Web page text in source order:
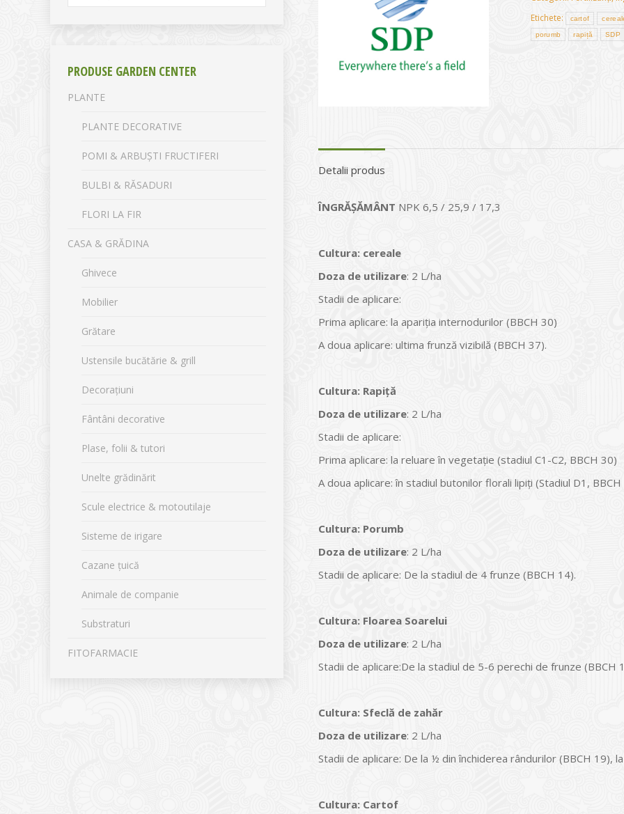
Etichete:
cartof
porumb rapiță SDP
Detalii produs
ÎNGRĂȘĂMÂNT NPK 6,5 / 25,9 / 17,3
Cultura: cereale
Doza de utilizare: 2 L/ha
Stadii de aplicare:
Prima aplicare: la apariția internodurilor (BBCH 30)
A doua aplicare: ultima frunză vizibilă (BBCH 37).
Cultura: Rapiță
Doza de utilizare: 2 L/ha
Stadii de aplicare:
Prima aplicare: la reluare în vegetație (stadiul C1-C2, BBCH 30)
A doua aplicare: în stadiul butonilor florali lipiți (Stadiul D1, BBCH
Cultura: Porumb
Doza de utilizare: 2 L/ha
Stadii de aplicare: De la stadiul de 4 frunze (BBCH 14).
Cultura: Floarea Soarelui
Doza de utilizare: 2 L/ha
Stadii de aplicare:De la stadiul de 5-6 perechi de frunze (BBCH
Cultura: Sfeclă de zahăr
Doza de utilizare: 2 L/ha
Stadii de aplicare: De la ½ din închiderea rândurilor (BBCH 19),
Cultura: Cartof
PRODUSE GARDEN CENTER
PLANTE
PLANTE DECORATIVE
POMI & ARBUȘTI FRUCTIFERI
BULBI & RĂSADURI
FLORI LA FIR
CASA & GRĂDINA
Ghivece
Mobilier
Grătare
Ustensile bucătărie & grill
Decorațiuni
Fântâni decorative
Plase, folii & tutori
Unelte grădinărit
Scule electrice & motoutilaje
Sisteme de irigare
Cazane țuică
Animale de companie
Substraturi
FITOFARMACIE